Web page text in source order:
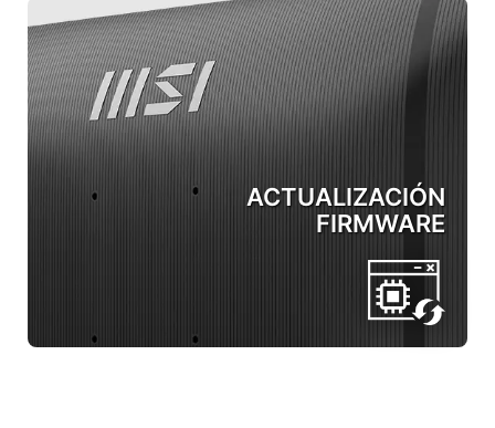
ACTUALIZACIÓN
FIRMWARE